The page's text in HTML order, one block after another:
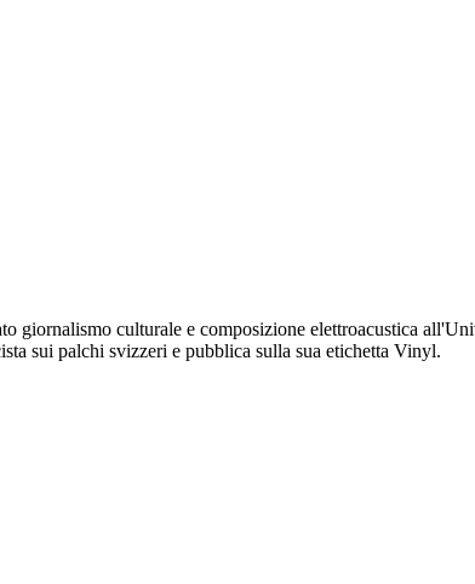
giornalismo culturale e composizione elettroacustica
sui palchi svizzeri e pubblica sulla sua etichetta Vinyl.